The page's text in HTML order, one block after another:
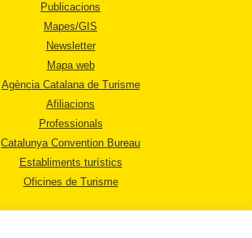
Publicacions
Mapes/GIS
Newsletter
Mapa web
Agència Catalana de Turisme
Afiliacions
Professionals
Catalunya Convention Bureau
Establiments turístics
Oficines de Turisme